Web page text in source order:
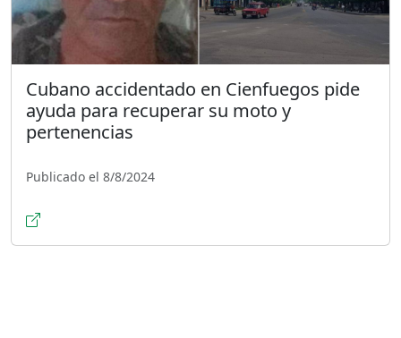
Cubano accidentado en Cienfuegos pide
ayuda para recuperar su moto y
pertenencias
Publicado el 8/8/2024